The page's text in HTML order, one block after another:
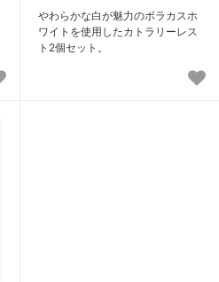
やわらかな白が魅力のボラカスホ
ワイトを使用したカトラリーレス
ト2個セット。